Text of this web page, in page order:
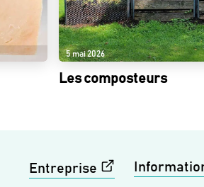
5 mai 2026
Les composteurs
Entreprise